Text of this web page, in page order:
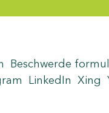
Beschwerde
LinkedIn Xing